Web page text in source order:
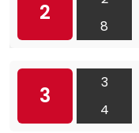
2
8
3
3
4